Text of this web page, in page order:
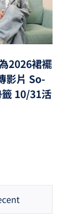
2026裙襬
影片 So-
10/31活